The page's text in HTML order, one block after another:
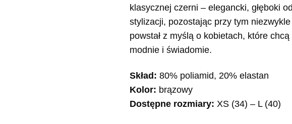
klasycznej czerni – elegancki, głęboki
stylizacji, pozostając przy tym
powstał z myślą o kobietach, które
modnie i świadomie.
Skład: 80% poliamid, 20% elastan
Kolor: brązowy
Dostępne rozmiary: XS (34) – L (40)